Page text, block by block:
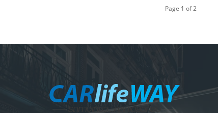
Page 1 of 2